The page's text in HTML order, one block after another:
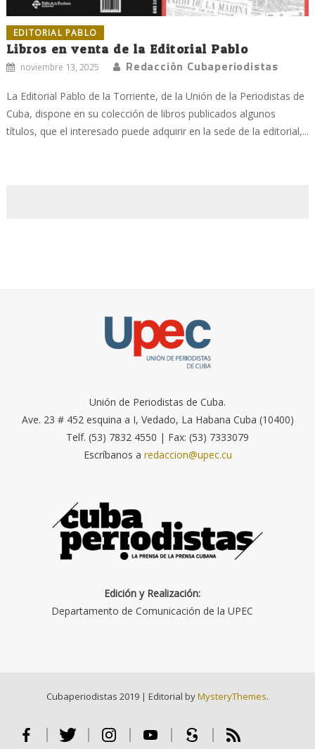
EDITORIAL PABLO
Libros en venta de la Editorial Pablo
noviembre 13, 2025 Redacción Cubaperiodistas
La Editorial Pablo de la Torriente, de la Unión de la Periodistas de
Cuba, dispone en su colección de libros publicados algunos
títulos, que el interesado puede adquirir en la sede de la editorial,...
Unión de Periodistas de Cuba.
Ave. 23 # 452 esquina a I, Vedado, La Habana Cuba (10400)
Telf. (53) 7832 4550 | Fax: (53) 7333079
Escríbanos a redaccion@upec.cu
Edición y Realización:
Departamento de Comunicación de la UPEC
Cubaperiodistas 2019 | Editorial byMysteryThemes.